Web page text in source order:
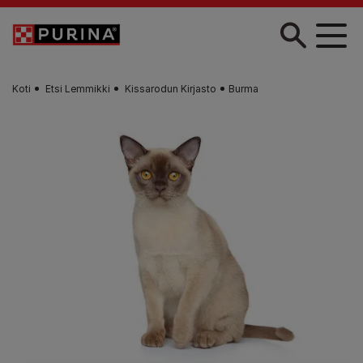
Skip to main content
Koti Etsi Lemmikki Kissarodun Kirjasto Burma